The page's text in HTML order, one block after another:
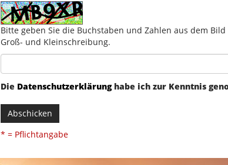
Bitte geben Sie die Buchstaben und Zahlen aus dem
Groß- und Kleinschreibung.
Die Datenschutzerklärunghabe ich zur Kenntnis
Abschicken
* = Pflichtangabe